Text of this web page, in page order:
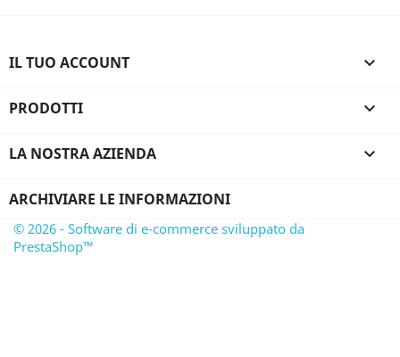
IL TUO ACCOUNT 
PRODOTTI 
LA NOSTRA AZIENDA 
ARCHIVIARE LE INFORMAZIONI
© 2026 - Software di e-commerce sviluppato da
PrestaShop™